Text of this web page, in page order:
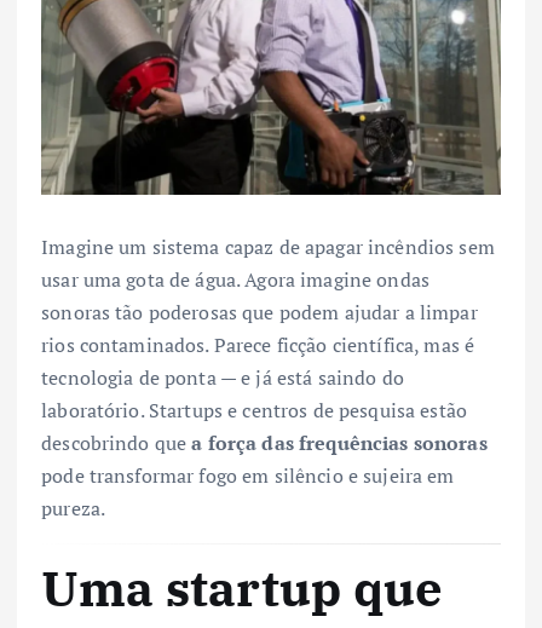
Imagine um sistema capaz de apagar incêndios sem
usar uma gota de água. Agora imagine ondas
sonoras tão poderosas que podem ajudar a limpar
rios contaminados. Parece ficção científica, mas é
tecnologia de ponta — e já está saindo do
laboratório. Startups e centros de pesquisa estão
descobrindo quea força das frequências sonoras
pode transformar fogo em silêncio e sujeira em
pureza.
Uma startup que